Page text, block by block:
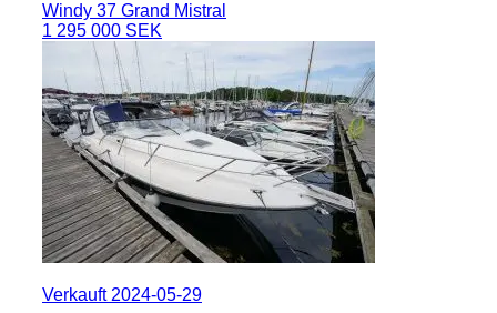
Windy 37 Grand Mistral
1 295 000 SEK
Verkauft 2024-05-29